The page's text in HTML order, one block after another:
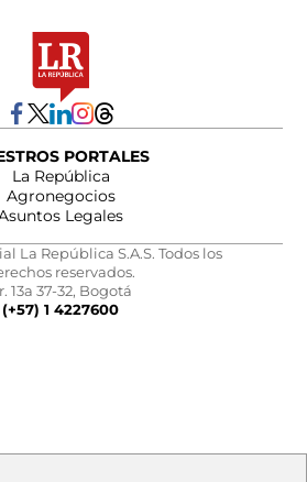
PORTALES
La República
Agronegocios
Legales
La República S.A.S. Todos los
reservados.
13a 37-32, Bogotá
(+57) 1 4227600